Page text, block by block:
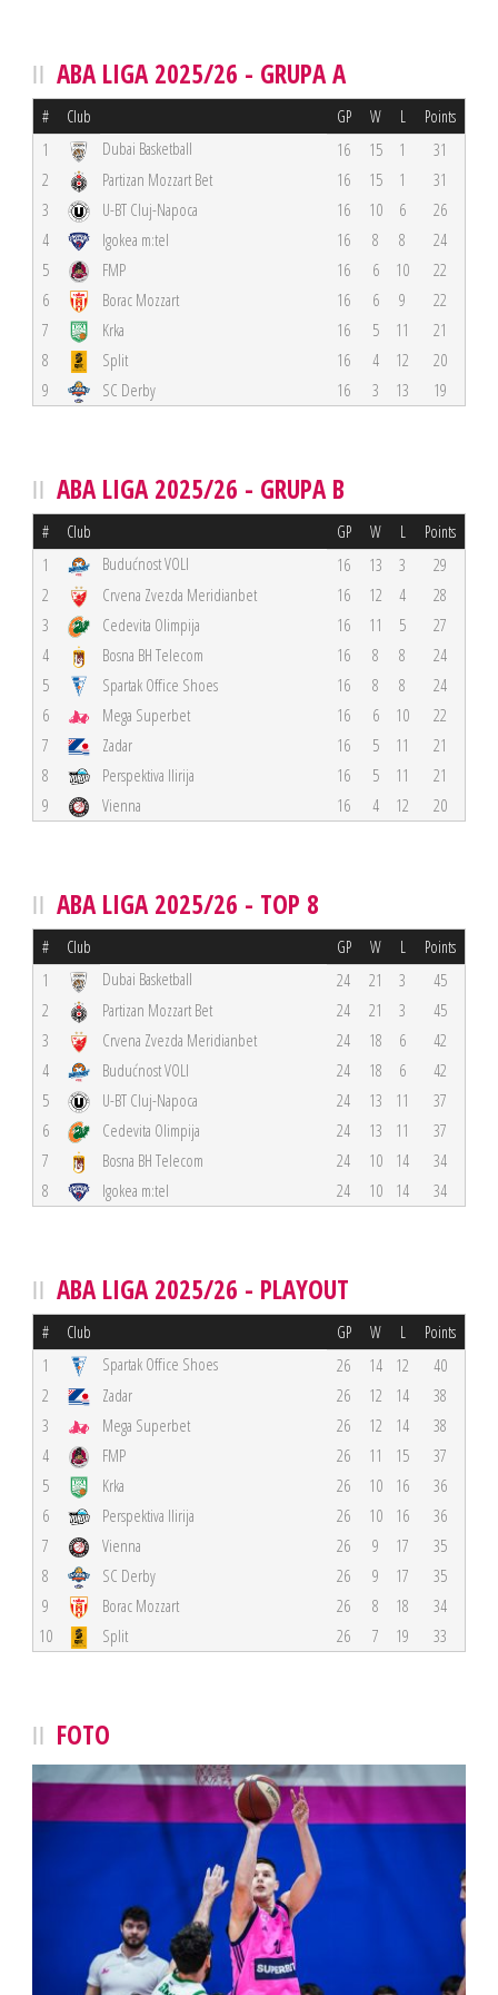
ABA LIGA 2025/26 - GRUPA A
# Club GP W L Points
1 Dubai Basketball 16 15 1
31
2
Partizan Mozzart Bet 16 15 1
31
3
U-BT Cluj-Napoca 16 10 6
26
4
Igokea m:tel 16 8 8
24
5
FMP 16 6 10
22
6
Borac Mozzart 16 6 9
22
7
Krka 16 5 11
21
8
Split 16 4 12
20
9
SC Derby 16 3 13 19
ABA LIGA 2025/26 - GRUPA B
# Club GP W L Points
1 Budućnost VOLI 16 13 3
29
2
Crvena Zvezda Meridianbet 16 12 4
28
3
Cedevita Olimpija 16 11 5
27
4
Bosna BH Telecom 16 8 8
24
5
Spartak Office Shoes 16 8 8
24
6
Mega Superbet 16 6 10
22
7
Zadar 16 5 11
21
8
Perspektiva Ilirija 16 5 11
21
9
Vienna 16 4 12 20
ABA LIGA 2025/26 - TOP 8
# Club GP W L Points
1 Dubai Basketball 24 21 3
45
2
Partizan Mozzart Bet 24 21 3
45
3
Crvena Zvezda Meridianbet 24 18 6
42
4
Budućnost VOLI 24 18 6
42
5
U-BT Cluj-Napoca 24 13 11
37
6
Cedevita Olimpija 24 13 11
37
7
Bosna BH Telecom 24 10 14
34
8
Igokea m:tel 24 10 14 34
ABA LIGA 2025/26 - PLAYOUT
# Club GP W L Points
1 Spartak Office Shoes 26 14 12
40
2
Zadar 26 12 14
38
3
Mega Superbet 26 12 14
38
4
FMP 26 11 15
37
5
Krka 26 10 16
36
6
Perspektiva Ilirija 26 10 16
36
7
Vienna 26 9 17
35
8
SC Derby 26 9 17
35
9
Borac Mozzart 26 8 18
34
10
Split 26 7 19 33
FOTO